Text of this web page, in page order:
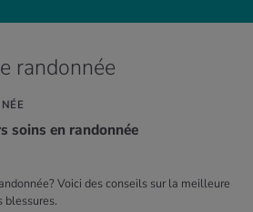
randonnée
soins en ran­don­née
Voici des conseils sur la meilleure
blessures.